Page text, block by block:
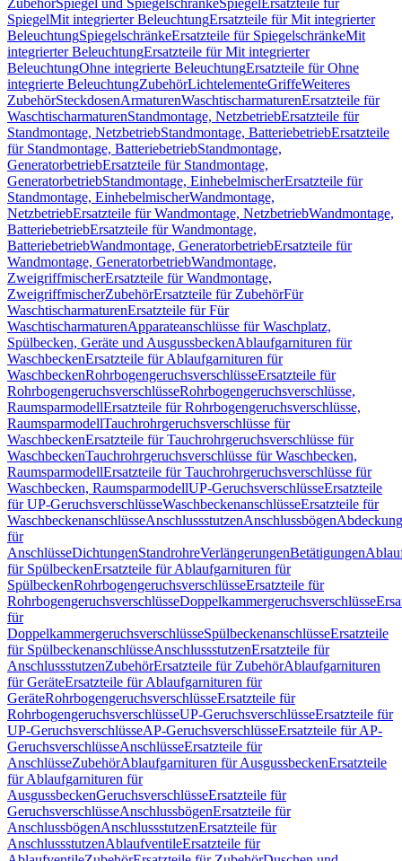
ZubehörSpiegel und SpiegelschränkeSpiegel Ersatzteile für
SpiegelMit integrierter BeleuchtungErsatzteile für Mit integrierter
BeleuchtungSpiegelschränkeErsatzteile für SpiegelschränkeMit
integrierter BeleuchtungErsatzteile für Mit integrierter
BeleuchtungOhne integrierte BeleuchtungErsatzteile für Ohne
integrierte BeleuchtungZubehörLichtelementeGriffeWeiteres
ZubehörSteckdosenArmaturenWaschtischarmaturenErsatzteile für
WaschtischarmaturenStandmontage, NetzbetriebErsatzteile für
Standmontage, NetzbetriebStandmontage, BatteriebetriebErsatzteile
für Standmontage, BatteriebetriebStandmontage,
GeneratorbetriebErsatzteile für Standmontage,
GeneratorbetriebStandmontage, EinhebelmischerErsatzteile für
Standmontage, EinhebelmischerWandmontage,
NetzbetriebErsatzteile für Wandmontage, NetzbetriebWandmontage,
BatteriebetriebErsatzteile für Wandmontage,
BatteriebetriebWandmontage, GeneratorbetriebErsatzteile für
Wandmontage, GeneratorbetriebWandmontage,
ZweigriffmischerErsatzteile für Wandmontage,
ZweigriffmischerZubehörErsatzteile für ZubehörFür
WaschtischarmaturenErsatzteile für Für
WaschtischarmaturenApparateanschlüsse für Waschplatz,
Spülbecken, Geräte und AusgussbeckenAblaufgarnituren für
WaschbeckenErsatzteile für Ablaufgarnituren für
WaschbeckenRohrbogengeruchsverschlüsseErsatzteile für
RohrbogengeruchsverschlüsseRohrbogengeruchsverschlüsse,
RaumsparmodellErsatzteile für Rohrbogengeruchsverschlüsse,
RaumsparmodellTauchrohrgeruchsverschlüsse für
WaschbeckenErsatzteile für Tauchrohrgeruchsverschlüsse für
WaschbeckenTauchrohrgeruchsverschlüsse für Waschbecken,
RaumsparmodellErsatzteile für Tauchrohrgeruchsverschlüsse für
Waschbecken, RaumsparmodellUP-GeruchsverschlüsseErsatzteile
für UP-GeruchsverschlüsseWaschbeckenanschlüsseErsatzteile für
WaschbeckenanschlüsseAnschlussstutzenAnschlussbögen
für
AnschlüsseDichtungenStandrohreVerlängerungenBetätigungen
für SpülbeckenErsatzteile für Ablaufgarnituren für
SpülbeckenRohrbogengeruchsverschlüsseErsatzteile für
RohrbogengeruchsverschlüsseDoppelkammergeruchsverschlüsse
für
DoppelkammergeruchsverschlüsseSpülbeckenanschlüsseErsatzteile
für SpülbeckenanschlüsseAnschlussstutzenErsatzteile für
AnschlussstutzenZubehörErsatzteile für ZubehörAblaufgarnituren
für GeräteErsatzteile für Ablaufgarnituren für
GeräteRohrbogengeruchsverschlüsseErsatzteile für
RohrbogengeruchsverschlüsseUP-GeruchsverschlüsseErsatzteile für
UP-GeruchsverschlüsseAP-GeruchsverschlüsseErsatzteile für AP-
GeruchsverschlüsseAnschlüsseErsatzteile für
AnschlüsseZubehörAblaufgarnituren für AusgussbeckenErsatzteile
für Ablaufgarnituren für
AusgussbeckenGeruchsverschlüsseErsatzteile für
GeruchsverschlüsseAnschlussbögenErsatzteile für
AnschlussbögenAnschlussstutzenErsatzteile für
AnschlussstutzenAblaufventileErsatzteile für